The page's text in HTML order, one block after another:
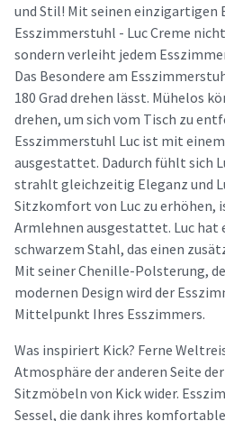
und Stil! Mit seinen einzigartigen
Esszimmerstuhl - Luc Creme
sondern verleiht jedem
Das Besondere am
180 Grad drehen lässt. Mühelos
drehen, um sich vom Tisch zu
Esszimmerstuhl Luc ist mit
ausgestattet. Dadurch fühlt sich
strahlt gleichzeitig Eleganz und
Sitzkomfort von Luc zu erhöhen,
Armlehnen ausgestattet. Luc hat
schwarzem Stahl, das einen
Mit seiner Chenille-Polsterung,
modernen Design wird der
Mittelpunkt Ihres Esszimmers.
Was inspiriert Kick? Ferne
Atmosphäre der anderen Seite
Sitzmöbeln von Kick wider.
Sessel, die dank ihres